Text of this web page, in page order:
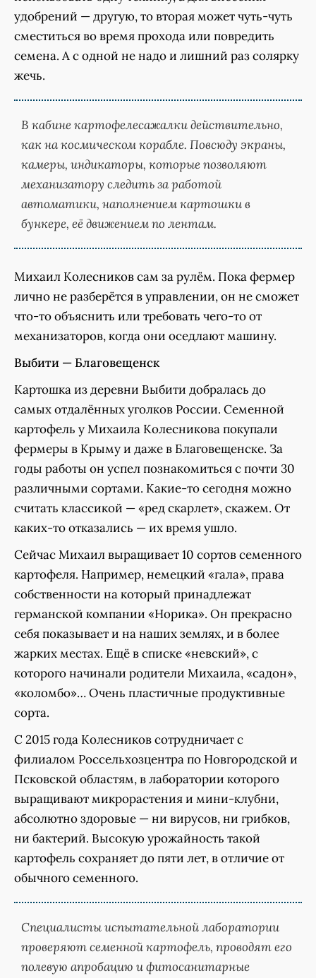
удобрений — другую, то вторая может чуть-чуть
сместиться во время прохода или повредить
семена. А с одной не надо и лишний раз солярку
жечь.
В кабине картофелесажалки действительно,
как на космическом корабле. Повсюду экраны,
камеры, индикаторы, которые позволяют
механизатору следить за работой
автоматики, наполнением картошки в
бункере, её движением по лентам.
Михаил Колесников сам за рулём. Пока фермер
лично не разберётся в управлении, он не сможет
что-то объяснить или требовать чего-то от
механизаторов, когда они оседлают машину.
Выбити — Благовещенск
Картошка из деревни Выбити добралась до
самых отдалённых уголков России. Семенной
картофель у Михаила Колесникова покупали
фермеры в Крыму и даже в Благовещенске. За
годы работы он успел познакомиться с почти 30
различными сортами. Какие-то сегодня можно
считать классикой — «ред скарлет», скажем. От
каких-то отказались — их время ушло.
Сейчас Михаил выращивает 10 сортов семенного
картофеля. Например, немецкий «гала», права
собственности на который принадлежат
германской компании «Норика». Он прекрасно
себя показывает и на наших землях, и в более
жарких местах. Ещё в списке «невский», с
которого начинали родители Михаила, «садон»,
«коломбо»… Очень пластичные продуктивные
сорта.
С 2015 года Колесников сотрудничает с
филиалом Россельхозцентра по Новгородской и
Псковской областям, в лаборатории которого
выращивают микрорастения и мини-клубни,
абсолютно здоровые — ни вирусов, ни грибков,
ни бактерий. Высокую урожайность такой
картофель сохраняет до пяти лет, в отличие от
обычного семенного.
Специалисты испытательной лаборатории
проверяют семенной картофель, проводят его
полевую апробацию и фитосанитарные